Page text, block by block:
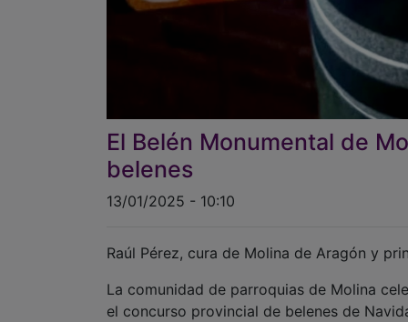
El Belén Monumental de
belenes
13/01/2025 - 10:10
Raúl Pérez, cura de Molina de Aragón y
La comunidad de parroquias de Molina
el concurso provincial de belenes de